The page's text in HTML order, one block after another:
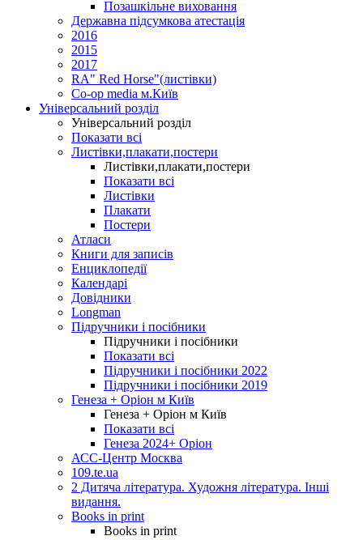
Позашкільне виховання
Державна підсумкова атестація
2016
2015
2017
RA" Red Horse"(листівки)
Co-op media м.Київ
Універсальний розділ
Універсальний розділ
Показати всі
Листівки,плакати,постери
Листівки,плакати,постери
Показати всі
Листівки
Плакати
Постери
Атласи
Книги для записів
Енциклопедії
Календарі
Довідники
Longman
Підручники і посібники
Підручники і посібники
Показати всі
Підручники і посібники 2022
Підручники і посібники 2019
Генеза + Оріон м Київ
Генеза + Оріон м Київ
Показати всі
Генеза 2024+ Оріон
АСС-Центр Москва
109.te.ua
2 Дитяча література. Художня література. Інші
видання.
Books in print
Books in print